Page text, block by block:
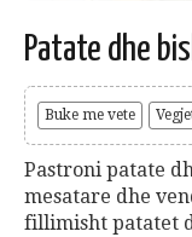
Patate dhe
Buke me vete
Pastroni patate
mesatare dhe
fillimisht patatet